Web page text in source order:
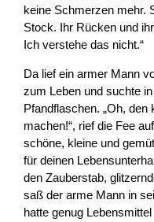
keine Schmerzen mehr.
Stock. Ihr Rücken und
Ich verstehe das nicht.“
Da lief ein armer Mann
zum Leben und suchte
Pfandflaschen. „Oh,
machen!“, rief die Fee
schöne, kleine und
für deinen
den Zauberstab,
saß der arme Mann in
hatte genug